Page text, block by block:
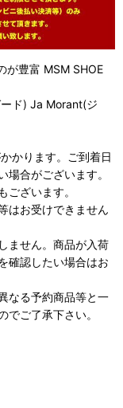
が豊富 MSM SHOE
ド) Ja Morant(ジ
かります。ご到着日
合がございます。
ございます。
はお受けできません
ません。商品が入荷
確認したい場合はお
なる予約商品等と一
ご了承下さい。